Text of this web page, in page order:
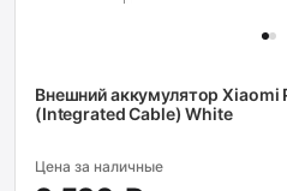
Внешний аккумулятор Xiaomi
(Integrated Cable) White
Цена за наличные